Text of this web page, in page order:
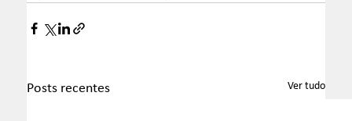
Posts recentes Ver tudo